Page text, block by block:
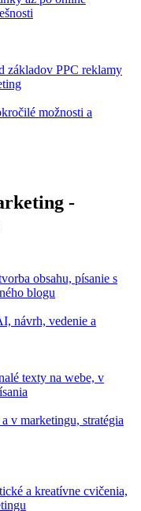
možnosti a
-
návrh, vedenie a
v marketingu, stratégia